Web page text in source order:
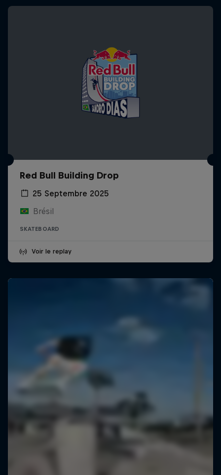
Red Bull Building Drop
25 Septembre 2025
Brésil
SKATEBOARD
Voir le replay